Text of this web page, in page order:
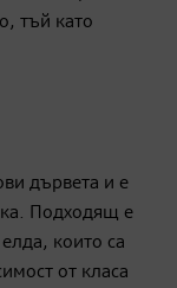
тъй като
дървета и е
Подходящ е
които са
от класа